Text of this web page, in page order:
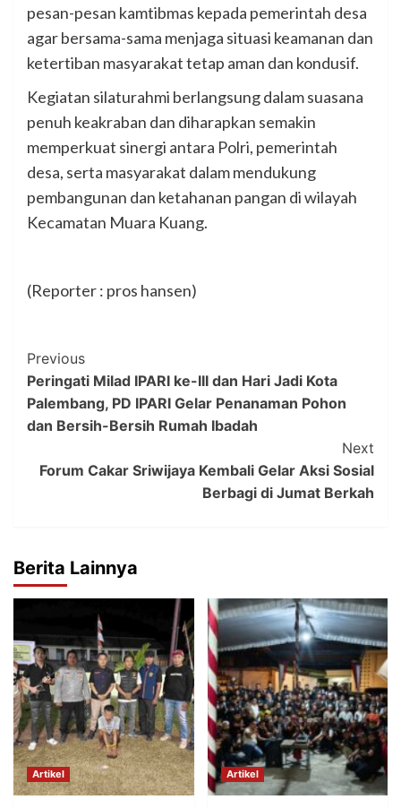
pesan-pesan kamtibmas kepada pemerintah desa
agar bersama-sama menjaga situasi keamanan dan
ketertiban masyarakat tetap aman dan kondusif.
Kegiatan silaturahmi berlangsung dalam suasana
penuh keakraban dan diharapkan semakin
memperkuat sinergi antara Polri, pemerintah
desa, serta masyarakat dalam mendukung
pembangunan dan ketahanan pangan di wilayah
Kecamatan Muara Kuang.
(Reporter : pros hansen)
Post
Navigation
Previous
Peringati Milad IPARI ke-III dan Hari Jadi Kota
Palembang, PD IPARI Gelar Penanaman Pohon
dan Bersih-Bersih Rumah Ibadah
Next
Forum Cakar Sriwijaya Kembali Gelar Aksi Sosial
Berbagi di Jumat Berkah
Berita Lainnya
Artikel Artikel